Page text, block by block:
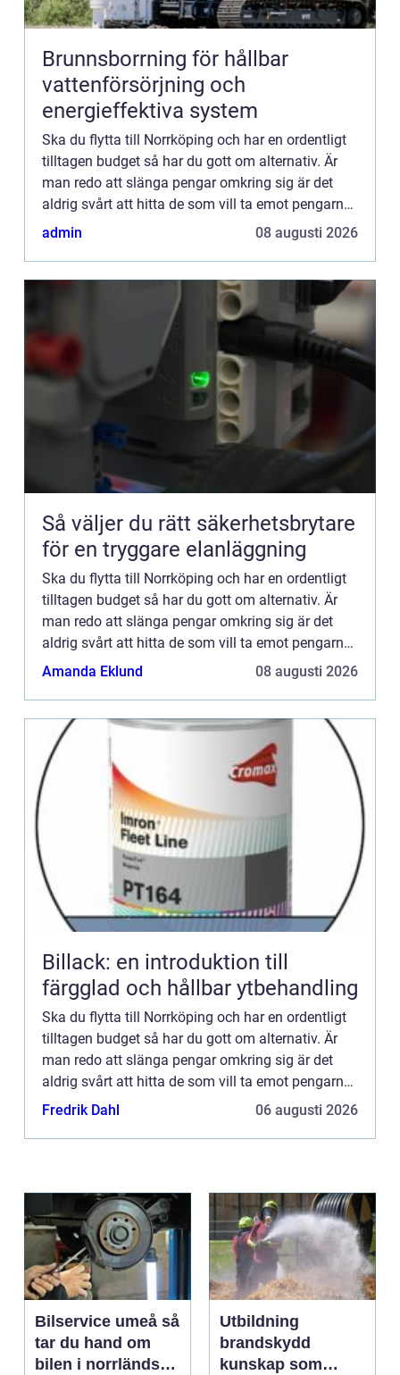
Brunnsborrning för hållbar
vattenförsörjning och
energieffektiva system
Ska du flytta till Norrköping och har en ordentligt
tilltagen budget så har du gott om alternativ. Är
man redo att slänga pengar omkring sig är det
aldrig svårt att hitta de som vill ta emot pengarna.
Men du kanske ändå vill ha valuta för dina
admin 08 augusti 2026
Så väljer du rätt säkerhetsbrytare
för en tryggare elanläggning
Ska du flytta till Norrköping och har en ordentligt
tilltagen budget så har du gott om alternativ. Är
man redo att slänga pengar omkring sig är det
aldrig svårt att hitta de som vill ta emot pengarna.
Men du kanske ändå vill ha valuta för dina
Amanda Eklund 08 augusti 2026
Billack: en introduktion till
färgglad och hållbar ytbehandling
Ska du flytta till Norrköping och har en ordentligt
tilltagen budget så har du gott om alternativ. Är
man redo att slänga pengar omkring sig är det
aldrig svårt att hitta de som vill ta emot pengarna.
Men du kanske ändå vill ha valuta för dina
Fredrik Dahl 06 augusti 2026
Bilservice umeå så
tar du hand om
bilen i norrländskt
Utbildning
brandskydd
kunskap som